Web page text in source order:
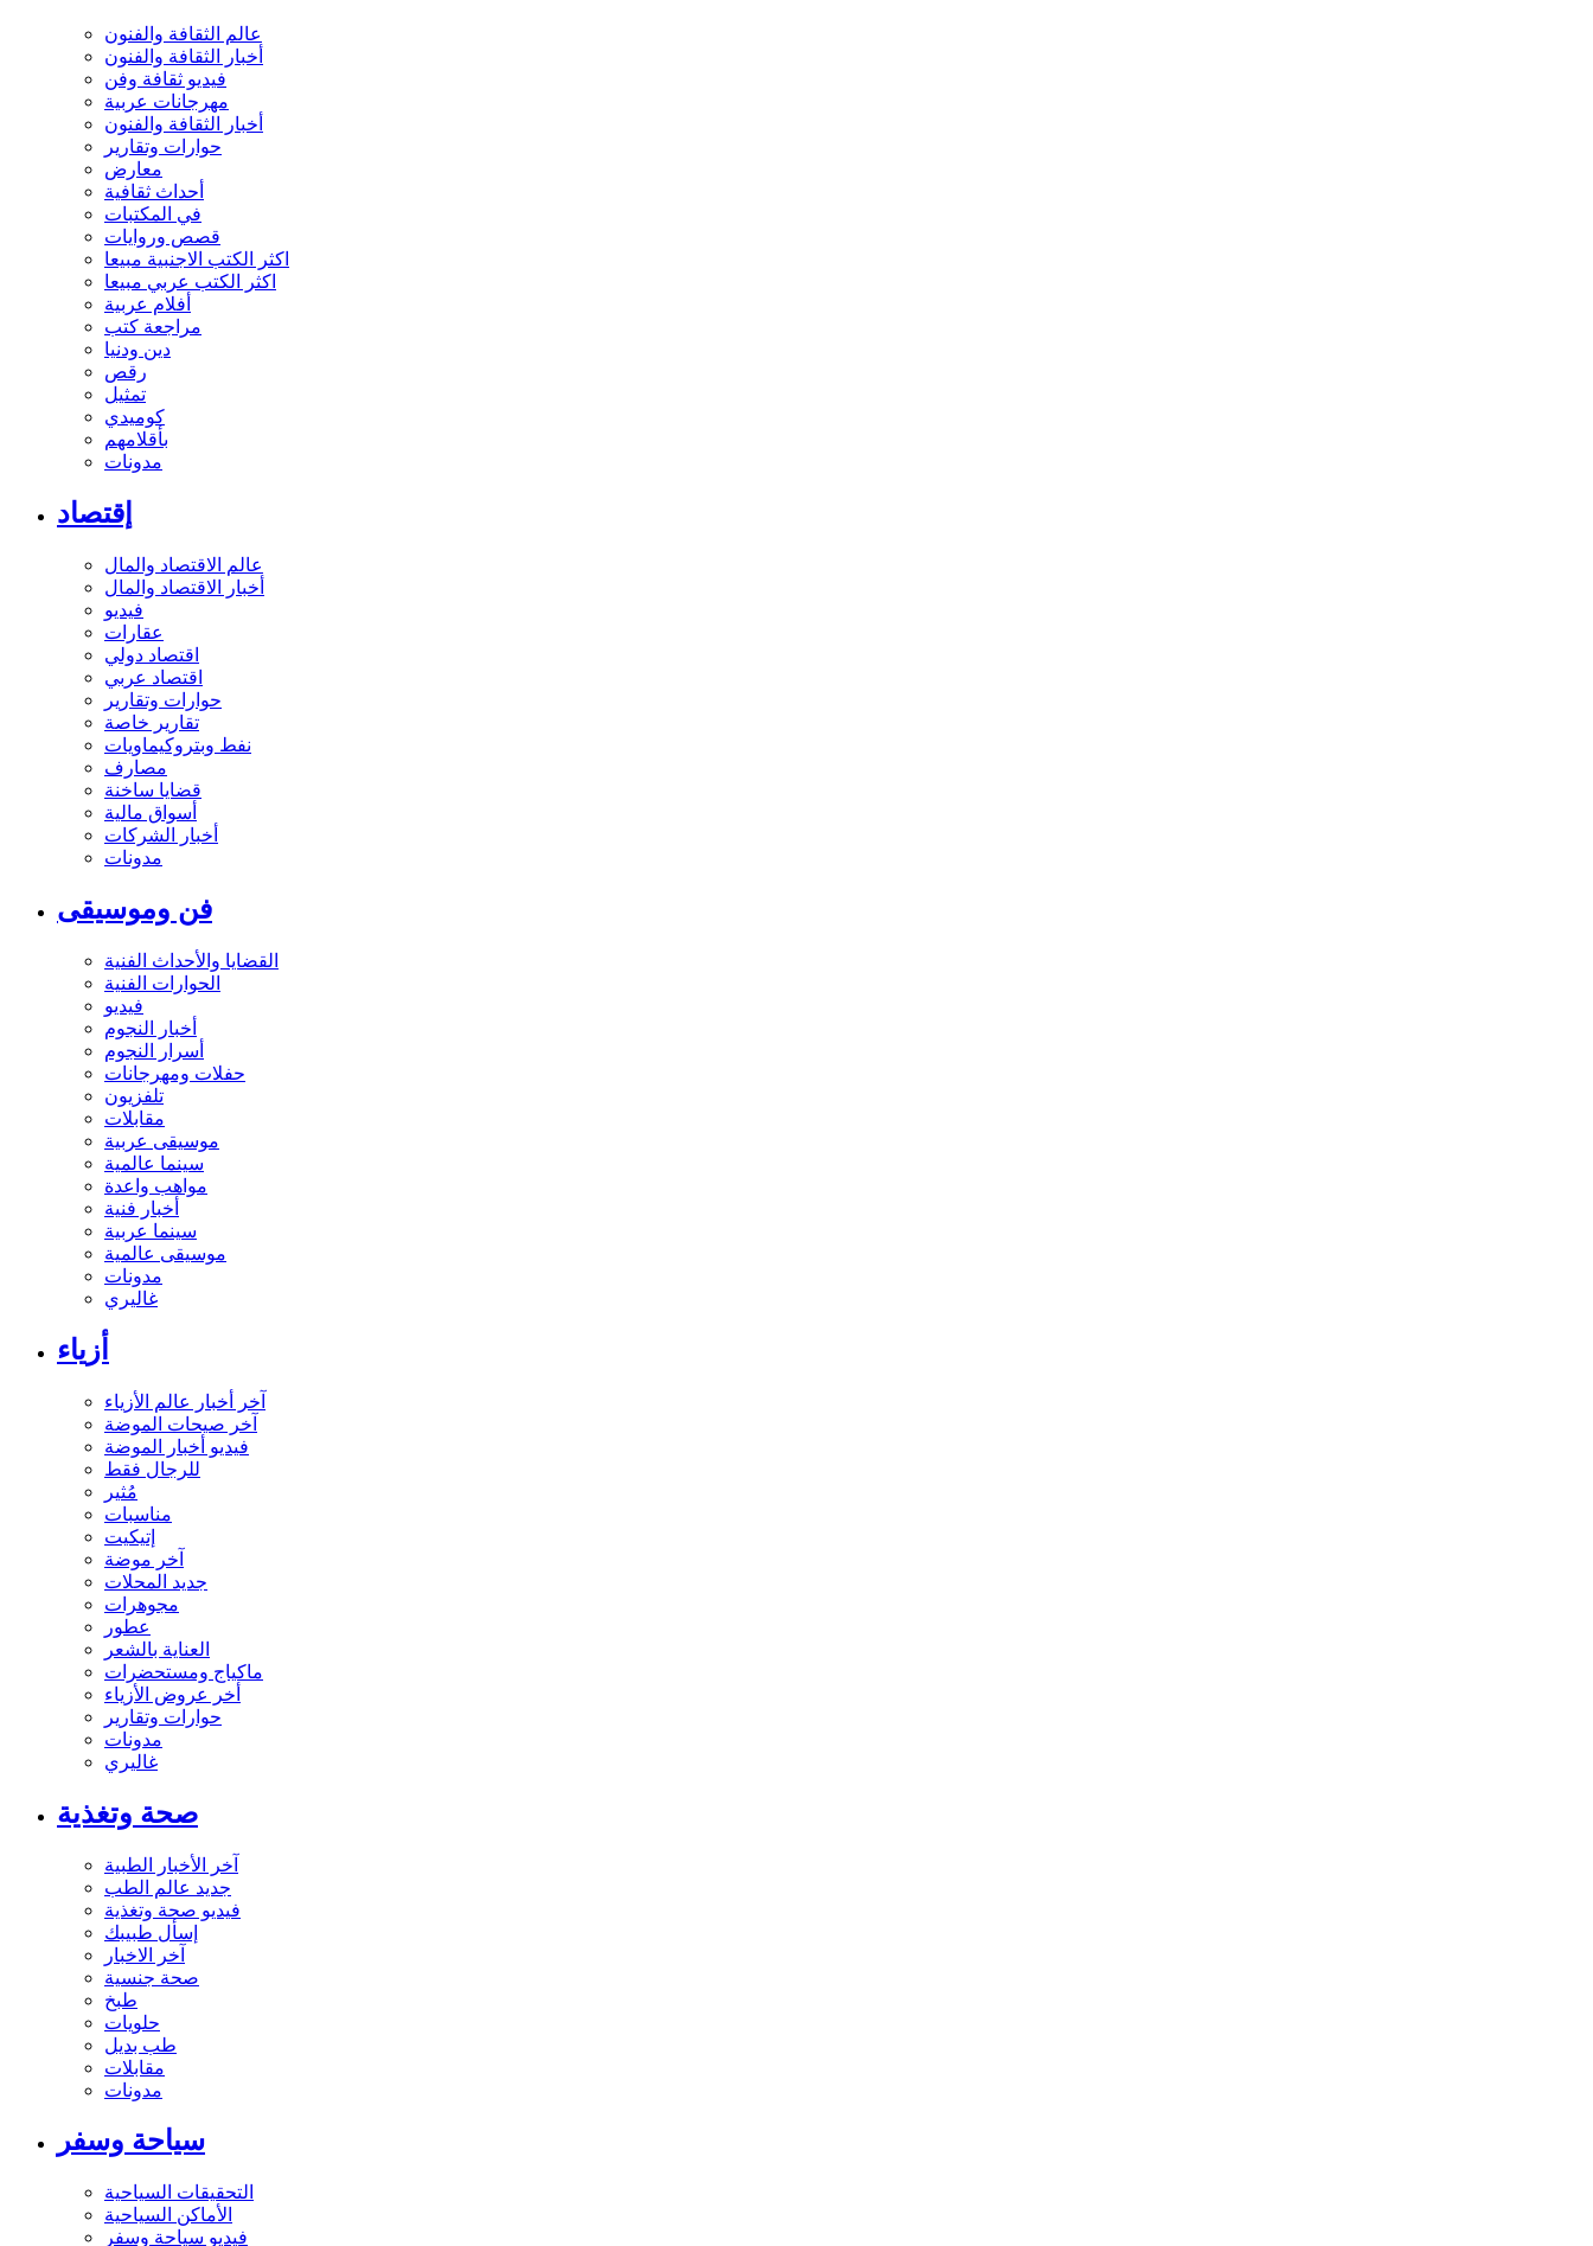
عالم الثقافة والفنون
أخبار الثقافة والفنون
فيديو ثقافة وفن
مهرجانات عربية
أخبار الثقافة والفنون
حوارات وتقارير
معارض
أحداث ثقافية
في المكتبات
قصص وروايات
اكثر الكتب الاجنبية مبيعا
اكثر الكتب عربي مبيعا
أفلام عربية
مراجعة كتب
دين ودنيا
رقص
تمثيل
كوميدي
بأقلامهم
مدونات
إقتصاد
عالم الاقتصاد والمال
أخبار الاقتصاد والمال
فيديو
عقارات
اقتصاد دولي
اقتصاد عربي
حوارات وتقارير
تقارير خاصة
نفط وبتروكيماويات
مصارف
قضايا ساخنة
أسواق مالية
أخبار الشركات
مدونات
فن وموسيقى
القضايا والأحداث الفنية
الحوارات الفنية
فيديو
أخبار النجوم
أسرار النجوم
حفلات ومهرجانات
تلفزيون
مقابلات
موسيقى عربية
سينما عالمية
مواهب واعدة
أخبار فنية
سينما عربية
موسيقى عالمية
مدونات
غاليري
أزياء
آخر أخبار عالم الأزياء
آخر صيحات الموضة
فيديو أخبار الموضة
للرجال فقط
مُثير
مناسبات
إتيكيت
آخر موضة
جديد المحلات
مجوهرات
عطور
العناية بالشعر
ماكياج ومستحضرات
أخر عروض الأزياء
حوارات وتقارير
مدونات
غاليري
صحة وتغذية
آخر الأخبار الطبية
جديد عالم الطب
فيديو صحة وتغذية
إسأل طبيبك
آخر الاخبار
صحة جنسية
طبخ
حلويات
طب بديل
مقابلات
مدونات
سياحة وسفر
التحقيقات السياحية
الأماكن السياحية
فيديو سياحة وسفر